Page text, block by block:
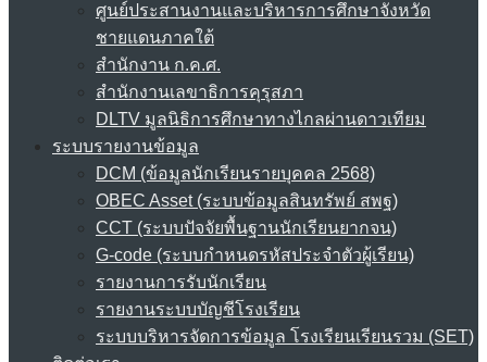
ศูนย์ประสานงานและบริหารการศึกษาจังหวัด
ชายแดนภาคใต้
สำนักงาน ก.ค.ศ.
สำนักงานเลขาธิการคุรุสภา
DLTV มูลนิธิการศึกษาทางไกลผ่านดาวเทียม
ระบบรายงานข้อมูล
DCM (ข้อมูลนักเรียนรายบุคคล 2568)
OBEC Asset (ระบบข้อมูลสินทรัพย์ สพฐ)
CCT (ระบบปัจจัยพื้นฐานนักเรียนยากจน)
G-code (ระบบกำหนดรหัสประจำตัวผู้เรียน)
รายงานการรับนักเรียน
รายงานระบบบัญชีโรงเรียน
ระบบบริหารจัดการข้อมูล โรงเรียนเรียนรวม (SET)